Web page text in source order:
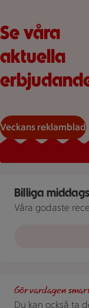
Se våra
aktuella
Veckans reklamblad
Billiga
Våra godaste
Gör vardagen
Du kan också ta